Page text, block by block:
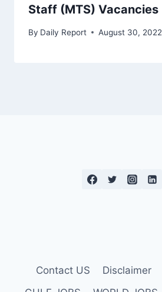
Staff (MTS) Vacancies
By Daily Report August 30, 2022
Contact US Disclaimer